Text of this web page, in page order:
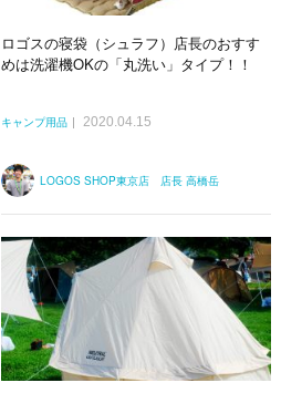
ロゴスの寝袋（シュラフ）店長のおすす
めは洗濯機OKの「丸洗い」タイプ！！
キャンプ用品 2020.04.15
LOGOS SHOP東京店 店長 高橋岳